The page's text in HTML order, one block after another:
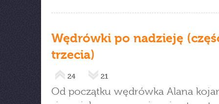
Wędrówki po nadzieję
trzecia)
24 21
Od początku wędrówka Alana